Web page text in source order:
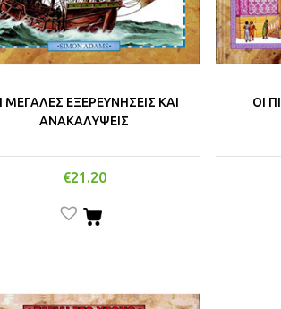
ΜΕΓΑΛΕΣ ΕΞΕΡΕΥΝΗΣΕΙΣ ΚΑΙ
ΑΝΑΚΑΛΥΨΕΙΣ
€21.20
ΟΙ